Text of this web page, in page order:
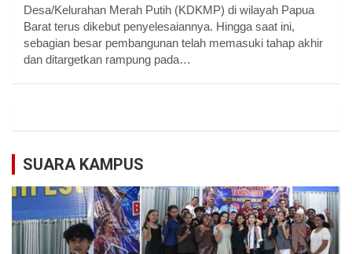
Desa/Kelurahan Merah Putih (KDKMP) di wilayah Papua
Barat terus dikebut penyelesaiannya. Hingga saat ini,
sebagian besar pembangunan telah memasuki tahap akhir
dan ditargetkan rampung pada…
SUARA KAMPUS